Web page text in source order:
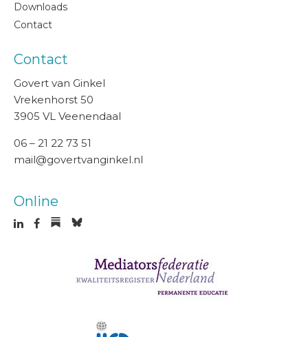
Downloads
Contact
Contact
Govert van Ginkel
Vrekenhorst 50
3905 VL Veenendaal
06 – 21 22 73 51
mail@govertvanginkel.nl
Online